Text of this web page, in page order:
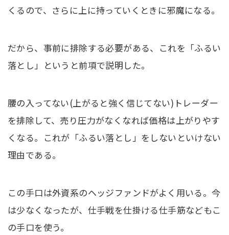
くるので、さらに上に持っていくときに邪魔になる。
だから、事前に排除する必要がある、これを「ふるい
落とし」というと前項で説明した。
腰の入ってない(上がると強く信じてない)トレーダー
を排除して、売り圧力がなくなれば価格は上がりやす
くなる。これが「ふるい落とし」をしないといけない
理由である。
この手口は外資系のヘッジファンドがよく用いる。今
は少なくなったが、仕手戦を仕掛ける仕手筋などもこ
の手口を使う。